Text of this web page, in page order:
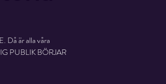
Då är alla våra
PUBLIK BÖRJAR